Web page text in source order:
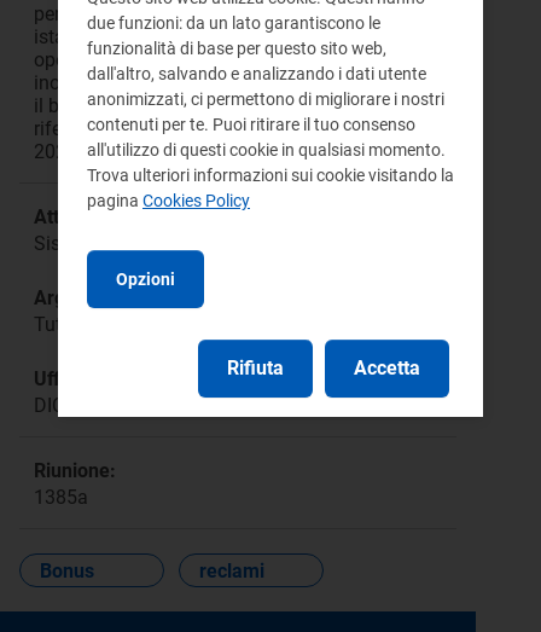
per i settori energetici e dei reclami di seconda
istanza per i settori idrico e rifiuti; ai suddetti
operatori e gestori dei settori energetici e idrico è
inoltre intimato, ove non già effettuato, di erogare
il bonus sociale per disagio economico con
riferimento alle DSU di competenza a partire dal
2021 e di rendicontare tale erogazione.
Attività:
Sistema di tutele - procedure speciali e reclami
Argomento:
Tutela Clienti e utenti finali
Ufficio responsabile:
DICU
Riunione:
1385a
Bonus reclami
due funzioni: da un lato garantiscono le
funzionalità di base per questo sito web,
dall'altro, salvando e analizzando i dati utente
anonimizzati, ci permettono di migliorare i nostri
contenuti per te. Puoi ritirare il tuo consenso
all'utilizzo di questi cookie in qualsiasi momento.
Trova ulteriori informazioni sui cookie visitando la
pagina Cookies Policy
Opzioni
Rifiuta Accetta